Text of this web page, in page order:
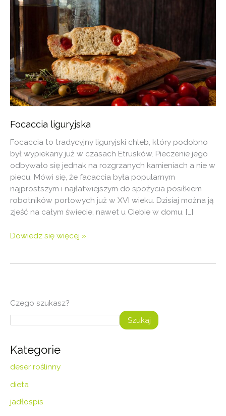
Focaccia liguryjska
Focaccia to tradycyjny liguryjski chleb, który podobno
był wypiekany już w czasach Etrusków. Pieczenie jego
odbywało się jednak na rozgrzanych kamieniach a nie w
piecu. Mówi się, że facaccia była popularnym
najprostszym i najłatwiejszym do spożycia posiłkiem
robotników portowych już w XVI wieku. Dzisiaj można ją
zjeść na całym świecie, nawet u Ciebie w domu. […]
Dowiedz się więcej »
Czego szukasz?
Szukaj
Kategorie
deser roślinny
dieta
jadłospis